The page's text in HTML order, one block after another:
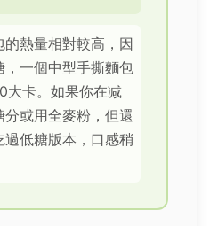
熱量相對較高，因
，一個中型手撕麵包
卡。如果你在减
分或用全麥粉，但還
過低糖版本，口感稍